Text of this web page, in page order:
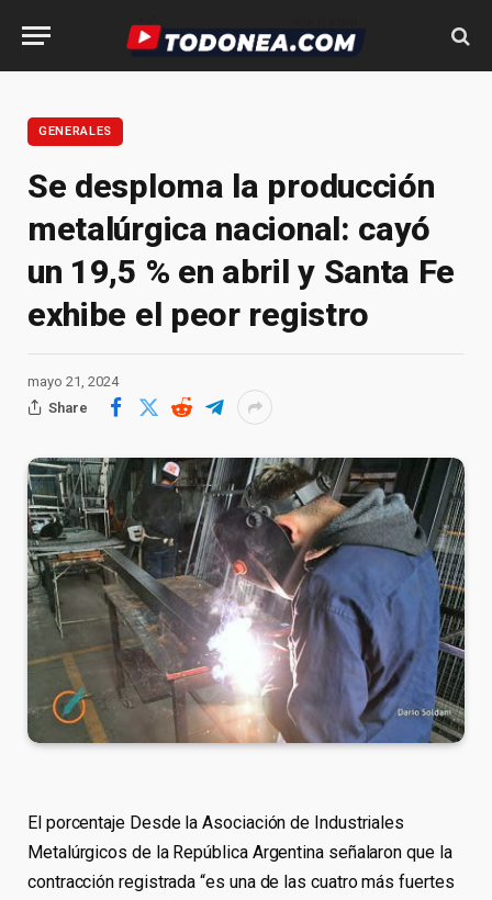
GENERALES
Se desploma la producción
metalúrgica nacional: cayó
un 19,5 % en abril y Santa Fe
exhibe el peor registro
mayo 21, 2024
Share
El porcentaje Desde la Asociación de Industriales
Metalúrgicos de la República Argentina señalaron que la
contracción registrada “es una de las cuatro más fuertes